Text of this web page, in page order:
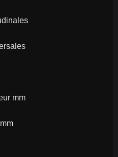
mm